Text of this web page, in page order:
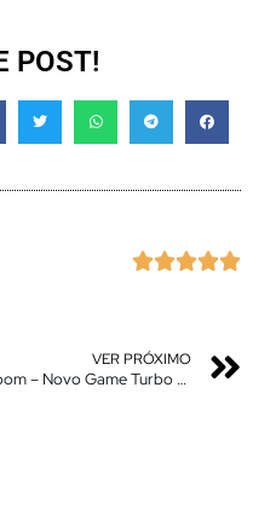
POST!

VER PRÓXIMO
Boom – Novo Game Turbo Miui 13 – Nova Insterfce em Qualquer Xiaomi – Instale Agora Sem Root